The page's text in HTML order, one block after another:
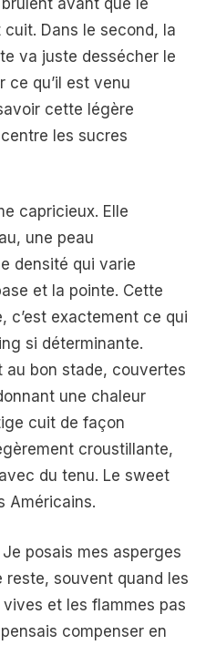
Dans le second, la
va juste dessécher le
ce qu’il est venu
cette légère
les sucres
capricieux. Elle
une peau
densité qui varie
et la pointe. Cette
c’est exactement ce qui
si déterminante.
au bon stade, couvertes
une chaleur
cuit de façon
croustillante,
du tenu. Le sweet
Américains.
posais mes asperges
reste, souvent quand les
et les flammes pas
compenser en